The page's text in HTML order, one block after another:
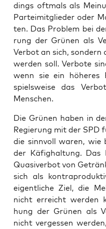
dings oft­mals als
Par­tei­mit­glie­der oder
ten. Das Pro­blem bei
rung der Grü­nen als
Ver­bot an sich, son­dern
wer­den soll. Ver­bo­te
wenn sie ein höhe­res
spiels­wei­se das
Menschen.
Die Grü­nen haben in
Regie­rung mit der SPD
die sinn­voll waren, wie
der Käfig­hal­tung. Das
Qua­si­ve­r­bot von
sich als
eigent­li­che Ziel, die
nicht erreicht wer­den
hung der Grü­nen als
nicht ver­ges­sen